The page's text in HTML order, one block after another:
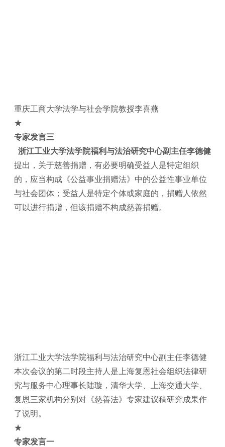
重庆工商大学法学与社会学院教授李喜燕
★
专家发言三
浙江工业大学法学院福利与法治研究中心副主任李德健
提出，关于慈善捐赠，有必要明确受益人是特定组织
的，应当构成《公益事业捐赠法》中的公益性事业单位
与社会团体；受益人是特定个体或家庭的，捐赠人依然
可以进行捐赠，但该捐赠不构成慈善捐赠。
浙江工业大学法学院福利与法治研究中心副主任李德健
本次会议的第二时段主持人是上海复恩社会组织法律研
究与服务中心理事长陆璇，清华大学、上海交通大学、
复恩三家机构分别对《慈善法》专家建议稿研究成果作
了说明。
★
专家发言一